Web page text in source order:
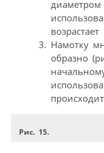
Намотку
образно
Рис. 15.